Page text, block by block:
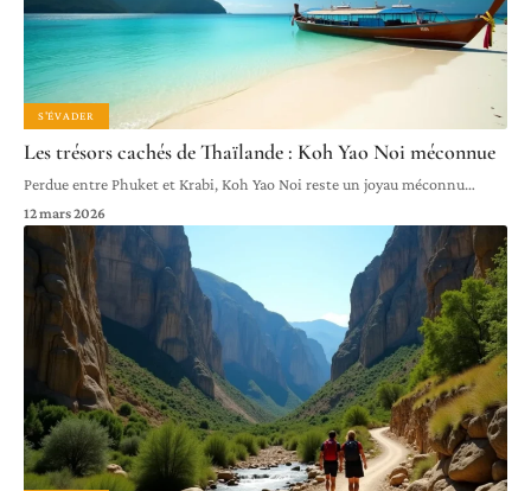
S'ÉVADER
Les trésors cachés de Thaïlande : Koh Yao Noi méconnue
Perdue entre Phuket et Krabi, Koh Yao Noi reste un joyau méconnu…
12 mars 2026